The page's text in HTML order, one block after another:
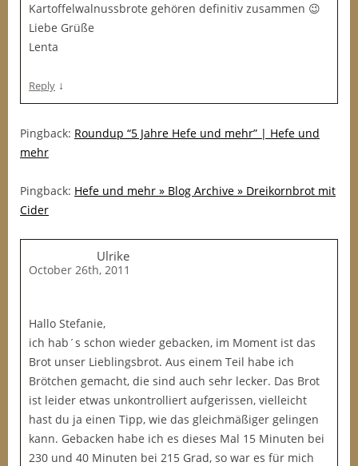
Kartoffelwalnussbrote gehören definitiv zusammen 😉
Liebe Grüße
Lenta
Reply ↓
Pingback: Roundup “5 Jahre Hefe und mehr” | Hefe und
mehr
Pingback: Hefe und mehr » Blog Archive » Dreikornbrot mit
Cider
Ulrike
October 26th, 2011
Hallo Stefanie,
ich hab´s schon wieder gebacken, im Moment ist das
Brot unser Lieblingsbrot. Aus einem Teil habe ich
Brötchen gemacht, die sind auch sehr lecker. Das Brot
ist leider etwas unkontrolliert aufgerissen, vielleicht
hast du ja einen Tipp, wie das gleichmäßiger gelingen
kann. Gebacken habe ich es dieses Mal 15 Minuten bei
230 und 40 Minuten bei 215 Grad, so war es für mich